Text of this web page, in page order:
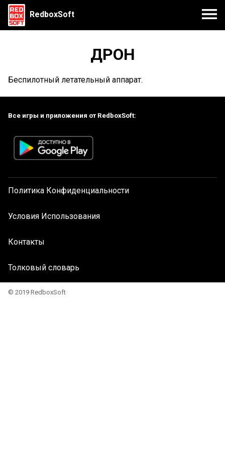
RedboxSoft
ДРОН
Беспилотный летательный аппарат.
Все игры и приложения от RedboxSoft:
Политика Конфиденциальности
Условия Использования
Контакты
Толковый словарь
© 2019 RedboxSoft